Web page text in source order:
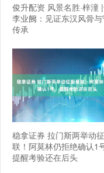
俊升配资 风景名胜·梓潼
李业阙：见证东汉风骨与
传承
稳拿证券 拉门斯两举动
联！阿莫林仍拒绝确认1
提醒考验还在后头